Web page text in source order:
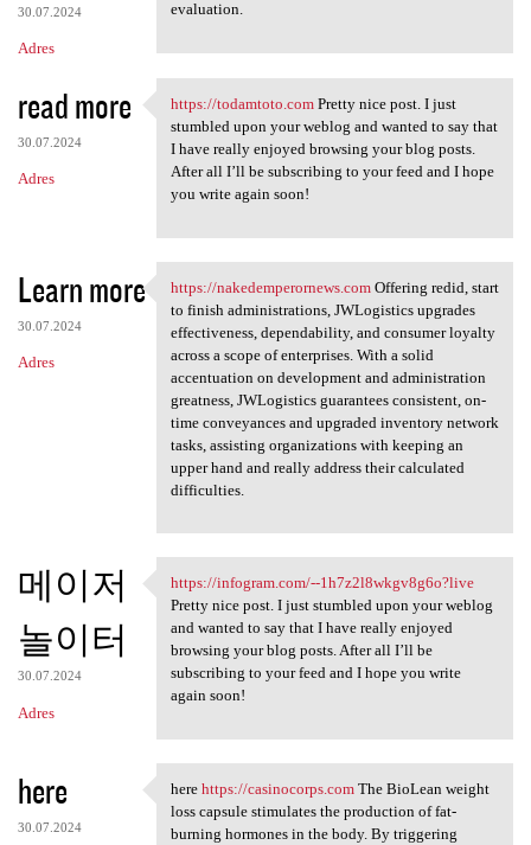
30.07.2024
Adres
evaluation.
read more
30.07.2024
Adres
https://todamtoto.com Pretty
https://todamtoto.comPretty nice post. I just
stumbled upon your weblog and wanted to say that
I have really enjoyed browsing your blog posts.
After all I’ll be subscribing to your feed and I hope
you write again soon!
Learn more
30.07.2024
Adres
https://nakedemperornews.com
https://nakedemperornews.comOffering redid, start
to finish administrations, JWLogistics upgrades
effectiveness, dependability, and consumer loyalty
across a scope of enterprises. With a solid
accentuation on development and administration
greatness, JWLogistics guarantees consistent, on-
time conveyances and upgraded inventory network
tasks, assisting organizations with keeping an
upper hand and really address their calculated
difficulties.
메이저
놀이터
30.07.2024
Adres
https://infogram.com/-
https://infogram.com/--1h7z2l8wkgv8g6o?live
Pretty nice post. I just stumbled upon your weblog
and wanted to say that I have really enjoyed
browsing your blog posts. After all I’ll be
subscribing to your feed and I hope you write
again soon!
here
30.07.2024
here https://casinocorps
here https://casinocorps.comThe BioLean weight
loss capsule stimulates the production of fat-
burning hormones in the body. By triggering